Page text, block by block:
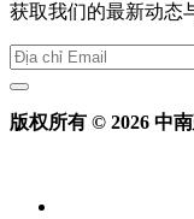
获取我们的最新动态
版权所有 © 2026 中